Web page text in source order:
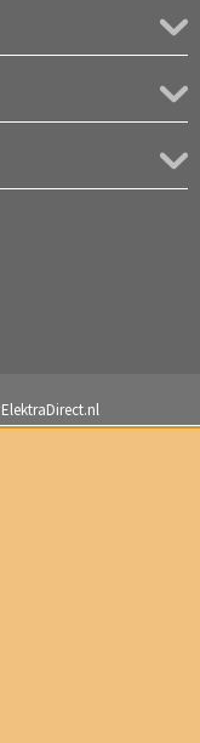
ElektraDirect.nl